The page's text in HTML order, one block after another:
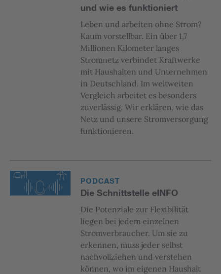
und wie es funktioniert
Leben und arbeiten ohne Strom?
Kaum vorstellbar. Ein über 1,7
Millionen Kilometer langes
Stromnetz verbindet Kraftwerke
mit Haushalten und Unternehmen
in Deutschland. Im weltweiten
Vergleich arbeitet es besonders
zuverlässig. Wir erklären, wie das
Netz und unsere Stromversorgung
funktionieren.
PODCAST
Die Schnittstelle eINFO
Die Potenziale zur Flexibilität
liegen bei jedem einzelnen
Stromverbraucher. Um sie zu
erkennen, muss jeder selbst
nachvollziehen und verstehen
können, wo im eigenen Haushalt